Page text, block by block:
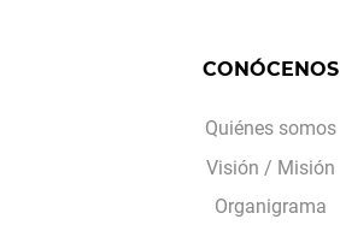
CONÓCENOS
Quiénes somos
Visión / Misión
Organigrama